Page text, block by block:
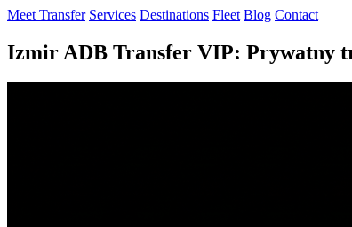
Meet Transfer Services Destinations Fleet Blog Contact
Izmir ADB Transfer VIP: Prywatny